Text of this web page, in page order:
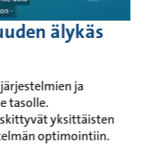
älykäs
ja
tasolle.
yksittäisten
optimointiin.